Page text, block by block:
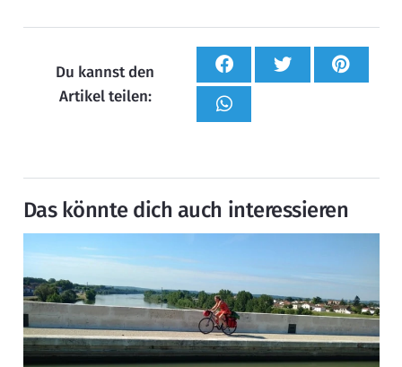
Du kannst den
Artikel teilen:
Das könnte dich auch interessieren